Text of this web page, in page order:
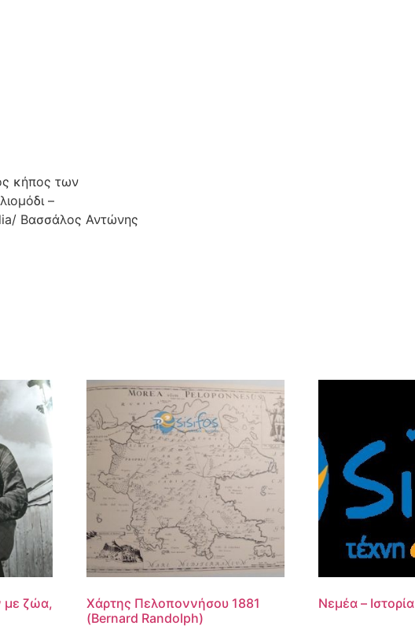
κήπος των
–
Βασσάλος Αντώνης
με ζώα,
Χάρτης Πελοποννήσου 1881
(Bernard Randolph)
Νεμέα – Ιστορία